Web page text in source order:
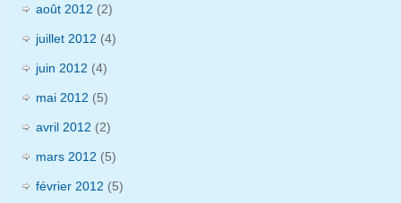
août 2012 (2)
juillet 2012 (4)
juin 2012 (4)
mai 2012 (5)
avril 2012 (2)
mars 2012 (5)
février 2012 (5)